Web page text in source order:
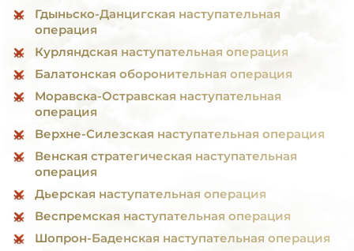
Гдыньско-Данцигская наступательная
операция
Курляндская наступательная операция
Балатонская оборонительная операция
Моравска-Остравская наступательная
операция
Верхне-Силезская наступательная операция
Венская стратегическая наступательная
операция
Дьерская наступательная операция
Веспремская наступательная операция
Шопрон-Баденская наступательная операция